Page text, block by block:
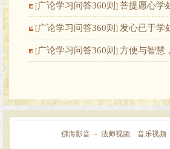
[广论学习问答360则 ] 菩提愿心学
[广论学习问答360则 ] 发心已于学
[广论学习问答360则 ] 方便与智慧
佛海影音 － 法师视频 音乐视频